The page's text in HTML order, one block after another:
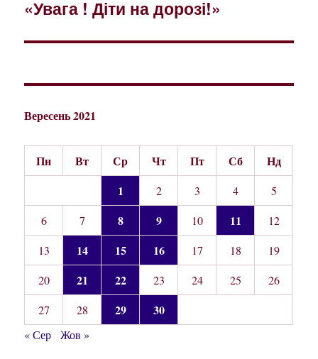
Наступний
«Увага ! Діти на дорозі!»
Вересень 2021
Пн Вт Ср Чт Пт Сб
Нд
1
2 3 4
5
6
7 8 9 10 11
12
13
14 15 16 17 18
19
20
21 22 23 24 25
26
27
28 29 30
« Сер Жов »